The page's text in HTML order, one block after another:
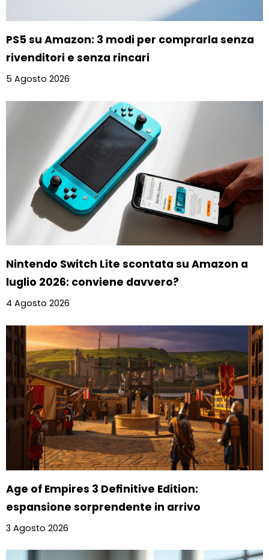
PS5 su Amazon: 3 modi per comprarla senza
rivenditori e senza rincari
5 Agosto 2026
Nintendo Switch Lite scontata su Amazon a
luglio 2026: conviene davvero?
4 Agosto 2026
Age of Empires 3 Definitive Edition:
espansione sorprendente in arrivo
3 Agosto 2026